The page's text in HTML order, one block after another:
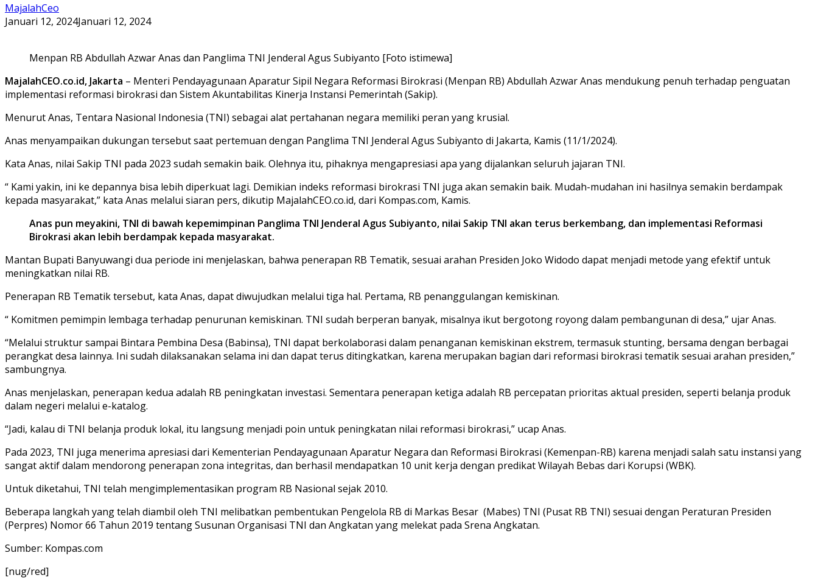
MajalahCeo
Januari 12, 2024Januari 12, 2024
Menpan RB Abdullah Azwar Anas dan Panglima TNI Jenderal Agus Subiyanto [Foto istimewa]
MajalahCEO.co.id, Jakarta – Menteri Pendayagunaan Aparatur Sipil Negara Reformasi Birokrasi (Menpan RB) Abdullah Azwar Anas mendukung penuh terhadap penguatan
implementasi reformasi birokrasi dan Sistem Akuntabilitas Kinerja Instansi Pemerintah (Sakip).
Menurut Anas, Tentara Nasional Indonesia (TNI) sebagai alat pertahanan negara memiliki peran yang krusial.
Anas menyampaikan dukungan tersebut saat pertemuan dengan Panglima TNI Jenderal Agus Subiyanto di Jakarta, Kamis (11/1/2024).
Kata Anas, nilai Sakip TNI pada 2023 sudah semakin baik. Olehnya itu, pihaknya mengapresiasi apa yang dijalankan seluruh jajaran TNI.
“ Kami yakin, ini ke depannya bisa lebih diperkuat lagi. Demikian indeks reformasi birokrasi TNI juga akan semakin baik. Mudah-mudahan ini hasilnya semakin berdampak
kepada masyarakat,” kata Anas melalui siaran pers, dikutip MajalahCEO.co.id, dari Kompas.com, Kamis.
Anas pun meyakini, TNI di bawah kepemimpinan Panglima TNI Jenderal Agus Subiyanto, nilai Sakip TNI akan terus berkembang, dan implementasi Reformasi
Birokrasi akan lebih berdampak kepada masyarakat.
Mantan Bupati Banyuwangi dua periode ini menjelaskan, bahwa penerapan RB Tematik, sesuai arahan Presiden Joko Widodo dapat menjadi metode yang efektif untuk
meningkatkan nilai RB.
Penerapan RB Tematik tersebut, kata Anas, dapat diwujudkan melalui tiga hal. Pertama, RB penanggulangan kemiskinan.
“ Komitmen pemimpin lembaga terhadap penurunan kemiskinan. TNI sudah berperan banyak, misalnya ikut bergotong royong dalam pembangunan di desa,” ujar Anas.
“Melalui struktur sampai Bintara Pembina Desa (Babinsa), TNI dapat berkolaborasi dalam penanganan kemiskinan ekstrem, termasuk stunting, bersama dengan berbagai
perangkat desa lainnya. Ini sudah dilaksanakan selama ini dan dapat terus ditingkatkan, karena merupakan bagian dari reformasi birokrasi tematik sesuai arahan presiden,”
sambungnya.
Anas menjelaskan, penerapan kedua adalah RB peningkatan investasi. Sementara penerapan ketiga adalah RB percepatan prioritas aktual presiden, seperti belanja produk
dalam negeri melalui e-katalog.
“Jadi, kalau di TNI belanja produk lokal, itu langsung menjadi poin untuk peningkatan nilai reformasi birokrasi,” ucap Anas.
Pada 2023, TNI juga menerima apresiasi dari Kementerian Pendayagunaan Aparatur Negara dan Reformasi Birokrasi (Kemenpan-RB) karena menjadi salah satu instansi yang
sangat aktif dalam mendorong penerapan zona integritas, dan berhasil mendapatkan 10 unit kerja dengan predikat Wilayah Bebas dari Korupsi (WBK).
Untuk diketahui, TNI telah mengimplementasikan program RB Nasional sejak 2010.
Beberapa langkah yang telah diambil oleh TNI melibatkan pembentukan Pengelola RB di Markas Besar (Mabes) TNI (Pusat RB TNI) sesuai dengan Peraturan Presiden
(Perpres) Nomor 66 Tahun 2019 tentang Susunan Organisasi TNI dan Angkatan yang melekat pada Srena Angkatan.
Sumber: Kompas.com
[nug/red]